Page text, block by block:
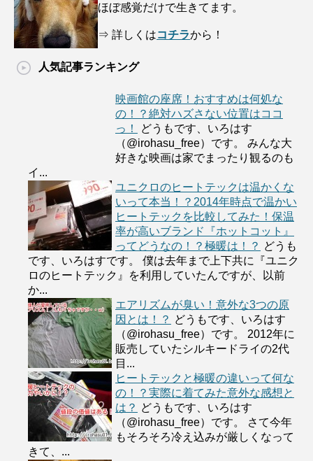
ほぼ感覚だけで生きてます。
⇒ 詳しくはコチラから！
人気記事ランキング
映画館の座席！おすすめは何処な
の！？絶対ハズさない位置はココ
っ！
どうもです、いろはす
（@irohasu_free）です。 みんな大
好きな映画は家でまったり観るのも
イ...
ユニクロのヒートテックは温かくな
いって本当！？2014年時点で温かい
ヒートテックを比較してみた！保温
率が高いブランド『ホットコット』
ってどうなの！？極暖は！？ どうも
です、いろはすです。 僕は去年まで上下共に『ユニク
ロのヒートテック』を利用していたんですが、以前
か...
エアリズムが臭い！意外な3つの原
因とは！？ どうもです、いろはす
（@irohasu_free）です。 2012年に
販売していたシルキードライの2代
目...
ヒートテックと極暖の違いって何な
の！？実際に着てみた意外な感想と
は？ どうもです、いろはす
（@irohasu_free）です。 さて今年
もそろそろ冷え込みが厳しくなって
きて、...